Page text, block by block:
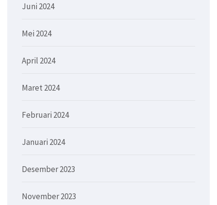
Juni 2024
Mei 2024
April 2024
Maret 2024
Februari 2024
Januari 2024
Desember 2023
November 2023